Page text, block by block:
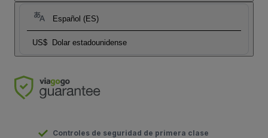
Español (ES)
US$ Dolar estadounidense
Controles de seguridad de primera clase